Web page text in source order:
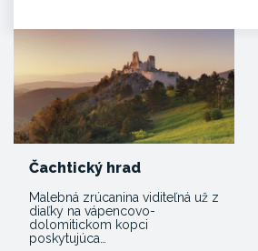
Čachtický hrad
Malebná zrúcanina viditeľná už z
diaľky na vápencovo-
dolomitickom kopci
poskytujúca…